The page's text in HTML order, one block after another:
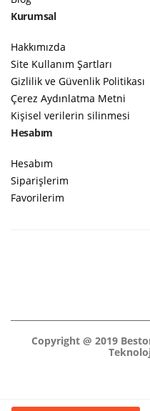
Kurumsal
Hakkımızda
Site Kullanım Şartları
Gizlilik ve Güvenlik Politikası
Çerez Aydınlatma Metni
Kişisel verilerin silinmesi
Hesabım
Hesabım
Siparişlerim
Favorilerim
Copyright @ 2019